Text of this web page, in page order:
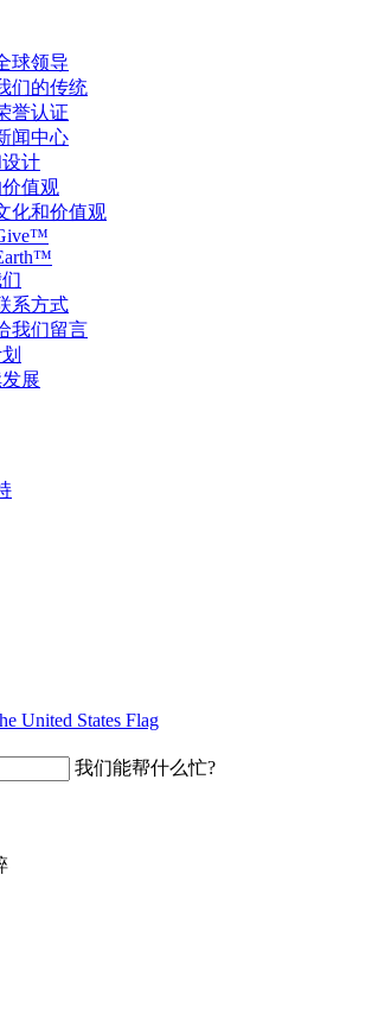
球领导
们的传统
誉认证
闻中心
计
值观
化和价值观
系方式
我们留言
展
我们能帮什么忙?